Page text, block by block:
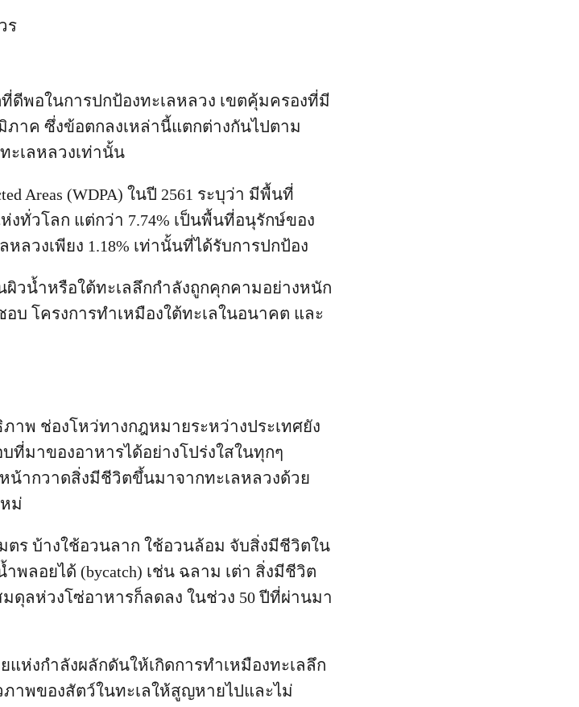
ร
พอในการปกป้องทะเลหลวง เขตคุ้มครองที่มี
าค ซึ่งข้อตกลงเหล่านี้แตกต่างกันไปตาม
เลหลวงเท่านั้น
Areas (WDPA) ในปี 2561 ระบุว่า มีพื้นที่
ทั่วโลก แต่กว่า 7.74% เป็นพื้นที่อนุรักษ์ของ
วงเพียง 1.18% เท่านั้นที่ได้รับการปกป้อง
วน้ำหรือใต้ทะเลลึกกำลังถูกคุกคามอย่างหนัก
บ โครงการทำเหมืองใต้ทะเลในอนาคต และ
พ ช่องโหว่ทางกฎหมายระหว่างประเทศยัง
ที่มาของอาหารได้อย่างโปร่งใสในทุกๆ
ากวาดสิ่งมีชีวิตขึ้นมาจากทะเลหลวงด้วย
ม่
มตร บ้างใช้อวนลาก ใช้อวนล้อม จับสิ่งมีชีวิตใน
พลอยได้ (bycatch) เช่น ฉลาม เต่า สิ่งมีชีวิต
ดุลห่วงโซ่อาหารก็ลดลง ในช่วง 50 ปีที่ผ่านมา
ห่งกำลังผลักดันให้เกิดการทำเหมืองทะเลลึก
าพของสัตว์ในทะเลให้สูญหายไปและไม่